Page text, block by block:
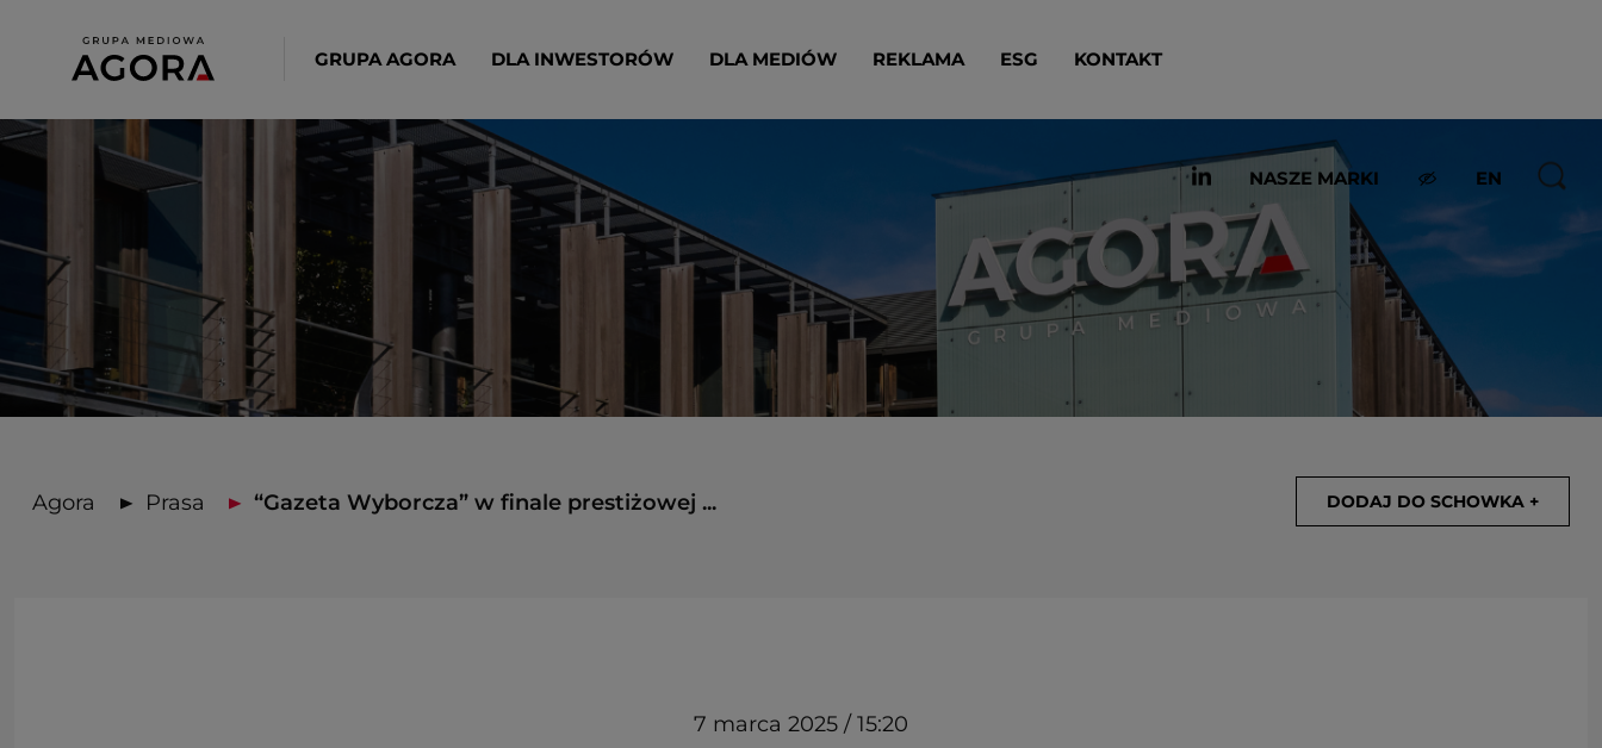
GRUPA AGORA DLA INWESTORÓW DLA MEDIÓW REKLAMA ESG KONTAKT
NASZE MARKI EN
Agora Prasa “Gazeta Wyborcza” w finale prestiżowej ... DODAJ DO SCHOWKA +
7 marca 2025 / 15:20